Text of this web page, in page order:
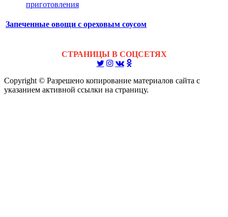
Запеченные овощи с ореховым соусом
СТРАНИЦЫ В СОЦСЕТЯХ
Copyright © Разрешено копирование материалов сайта с
указанием активной ссылки на страницу.